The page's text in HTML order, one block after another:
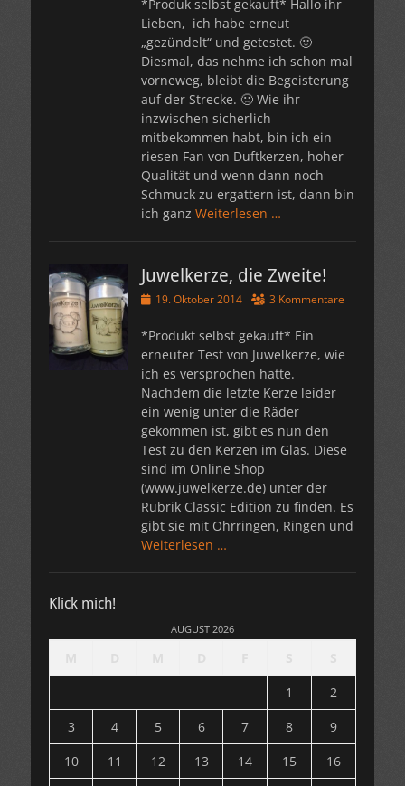
*Produk selbst gekauft* Hallo ihr
Lieben, ich habe erneut
„gezündelt“ und getestet. 🙂
Diesmal, das nehme ich schon mal
vorneweg, bleibt die Begeisterung
auf der Strecke. 🙁 Wie ihr
inzwischen sicherlich
mitbekommen habt, bin ich ein
riesen Fan von Duftkerzen, hoher
Qualität und wenn dann noch
Schmuck zu ergattern ist, dann bin
ich ganz Weiterlesen …
Juwelkerze, die Zweite!
Veröffentlicht
19. Oktober 2014 3 Kommentare
*Produkt selbst gekauft* Ein
erneuter Test von Juwelkerze, wie
ich es versprochen hatte.
Nachdem die letzte Kerze leider
ein wenig unter die Räder
gekommen ist, gibt es nun den
Test zu den Kerzen im Glas. Diese
sind im Online Shop
(www.juwelkerze.de) unter der
Rubrik Classic Edition zu finden. Es
gibt sie mit Ohrringen, Ringen und
Weiterlesen …
Klick mich!
AUGUST 2026
1
2
3
4 5 6 7 8
9
10
11 12 13 14 15
16